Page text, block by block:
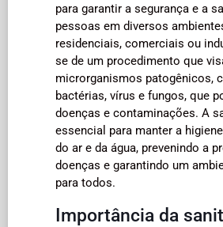
para garantir a segurança e a
pessoas em diversos
residenciais, comerciais ou
se de um procedimento que
microrganismos patogênicos,
bactérias, vírus e fungos, que
doenças e contaminações. A
essencial para manter a
do ar e da água, prevenindo a
doenças e garantindo um
para todos.
Importância da